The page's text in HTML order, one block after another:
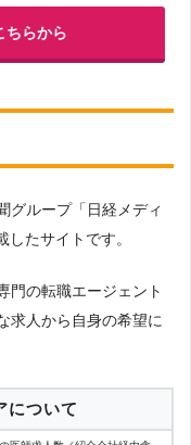
ちらから
グループ「日経メディ
たサイトです。
門の転職エージェント
求人から自身の希望に
について